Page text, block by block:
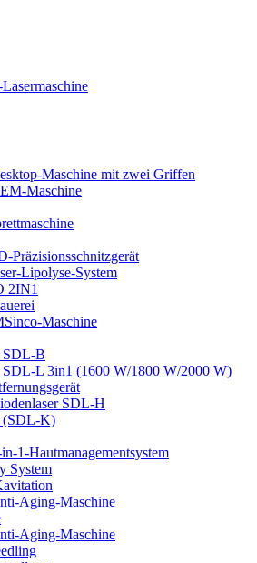
Maschine mit zwei Griffen
Maschine
Präzisionsschnitzgerät
Lipolyse-System
2IN1
Maschine
SDL-B
SDL-L 3in1 (1600 W/1800 W/2000 W)
SDL-H
(SDL-K)
1-Hautmanagementsystem
System
Aging-Maschine
Aging-Maschine